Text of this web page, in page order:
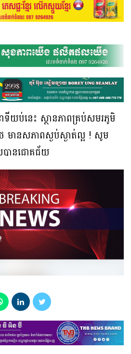
យប់នេះ ស្ថានភាពគ្រប់សមរភូមិ
មានសភាពស្ងប់ស្ងាត់ល្អ ! សូម
បានជោគជ័យ